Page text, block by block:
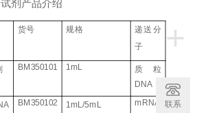
剂产品介绍
+
货号 规格
递送分
子
BM350101 1mL
质粒
DNA
BM350102 1mL/5mL mRNA 联系